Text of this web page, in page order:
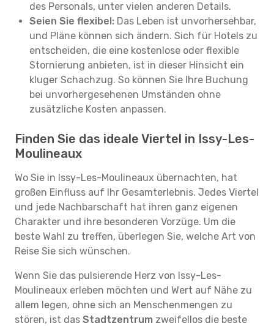
des Personals, unter vielen anderen Details.
Seien Sie flexibel: Das Leben ist unvorhersehbar,
und Pläne können sich ändern. Sich für Hotels zu
entscheiden, die eine kostenlose oder flexible
Stornierung anbieten, ist in dieser Hinsicht ein
kluger Schachzug. So können Sie Ihre Buchung
bei unvorhergesehenen Umständen ohne
zusätzliche Kosten anpassen.
Finden Sie das ideale Viertel in Issy-Les-
Moulineaux
Wo Sie in Issy-Les-Moulineaux übernachten, hat
großen Einfluss auf Ihr Gesamterlebnis. Jedes Viertel
und jede Nachbarschaft hat ihren ganz eigenen
Charakter und ihre besonderen Vorzüge. Um die
beste Wahl zu treffen, überlegen Sie, welche Art von
Reise Sie sich wünschen.
Wenn Sie das pulsierende Herz von Issy-Les-
Moulineaux erleben möchten und Wert auf Nähe zu
allem legen, ohne sich an Menschenmengen zu
stören, ist das Stadtzentrum zweifellos die beste